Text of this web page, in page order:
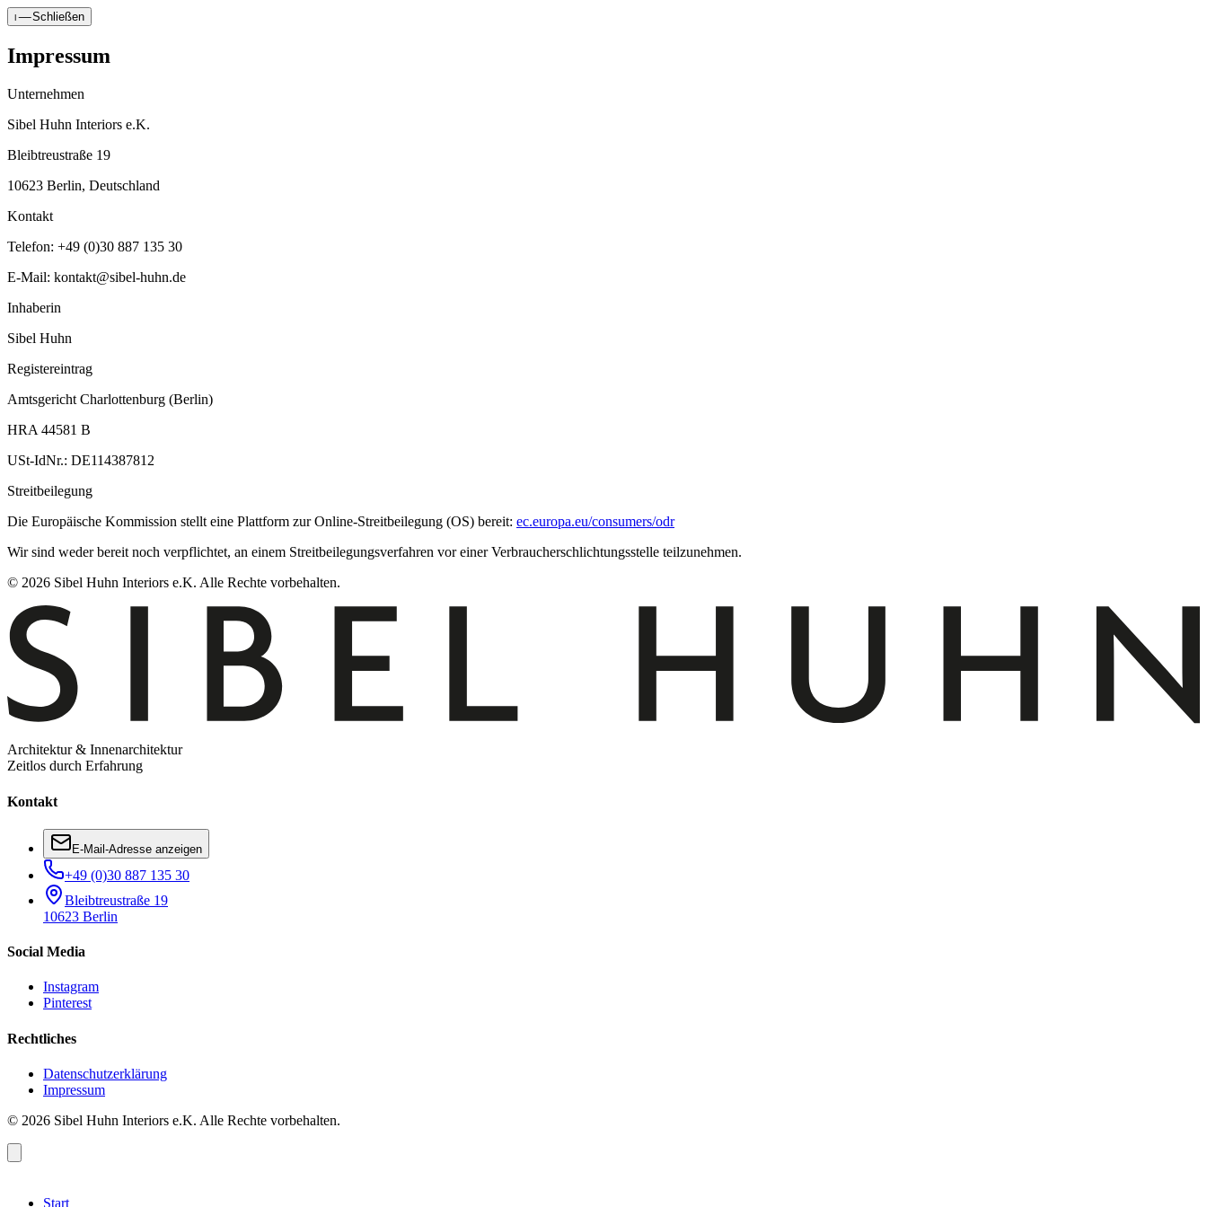
Schließen
Impressum
Unternehmen
Sibel Huhn Interiors e.K.
Bleibtreustraße 19
10623 Berlin, Deutschland
Kontakt
Telefon: +49 (0)30 887 135 30
E-Mail: kontakt@sibel-huhn.de
Inhaberin
Sibel Huhn
Registereintrag
Amtsgericht Charlottenburg (Berlin)
HRA 44581 B
USt-IdNr.: DE114387812
Streitbeilegung
Die Europäische Kommission stellt eine Plattform zur Online-Streitbeilegung (OS) bereit: ec.europa.eu/consumers/odr
Wir sind weder bereit noch verpflichtet, an einem Streitbeilegungsverfahren vor einer Verbraucherschlichtungsstelle teilzunehmen.
© 2026 Sibel Huhn Interiors e.K. Alle Rechte vorbehalten.
Architektur & Innenarchitektur
Zeitlos durch Erfahrung
Kontakt
E-Mail-Adresse anzeigen
+49 (0)30 887 135 30
Bleibtreustraße 19
10623 Berlin
Social Media
Instagram
Pinterest
Rechtliches
Datenschutzerklärung
Impressum
© 2026 Sibel Huhn Interiors e.K. Alle Rechte vorbehalten.
Start